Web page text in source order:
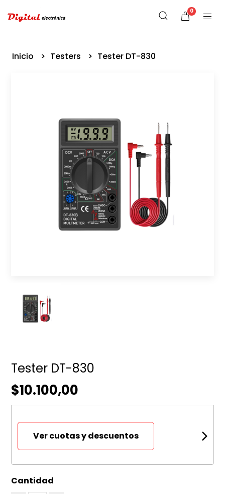
0
Inicio Testers Tester DT-830
Tester DT-830
$10.100,00
Ver cuotas y descuentos
Cantidad